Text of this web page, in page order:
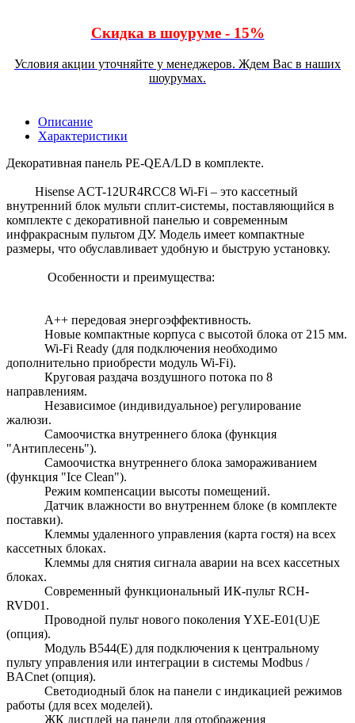
Скидка в шоуруме - 15%
Условия акции уточняйте у менеджеров. Ждем Вас в наших
шоурумах.
Описание
Характеристики
Декоративная панель PE-QEA/LD в комплекте.
Hisense ACT-12UR4RCC8 Wi-Fi – это кассетный
внутренний блок мульти сплит-системы, поставляющийся в
комплекте с декоративной панелью и современным
инфракрасным пультом ДУ. Модель имеет компактные
размеры, что обуславливает удобную и быструю установку.
Особенности и преимущества:
A++ передовая энергоэффективность.
Новые компактные корпуса с высотой блока от 215 мм.
Wi-Fi Ready (для подключения необходимо
дополнительно приобрести модуль Wi-Fi).
Круговая раздача воздушного потока по 8
направлениям.
Независимое (индивидуальное) регулирование
жалюзи.
Самоочистка внутреннего блока (функция
"Антиплесень").
Самоочистка внутреннего блока замораживанием
(функция "Ice Clean").
Режим компенсации высоты помещений.
Датчик влажности во внутреннем блоке (в комплекте
поставки).
Клеммы удаленного управления (карта гостя) на всех
кассетных блоках.
Клеммы для снятия сигнала аварии на всех кассетных
блоках.
Современный функциональный ИК-пульт RCH-
RVD01.
Проводной пульт нового поколения YXE-E01(U)E
(опция).
Модуль B544(E) для подключения к центральному
пульту управления или интеграции в системы Modbus /
BACnet (опция).
Светодиодный блок на панели с индикацией режимов
работы (для всех моделей).
ЖК дисплей на панели для отображения